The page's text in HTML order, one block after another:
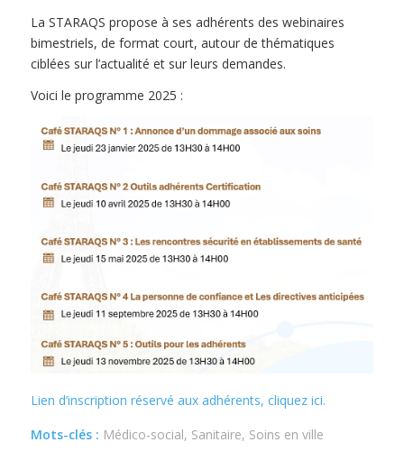
La STARAQS propose à ses adhérents des webinaires
bimestriels, de format court, autour de thématiques
ciblées sur l’actualité et sur leurs demandes.
Voici le programme 2025 :
Lien d’inscription réservé aux adhérents, cliquez ici.
Mots-clés : Médico-social, Sanitaire, Soins en ville